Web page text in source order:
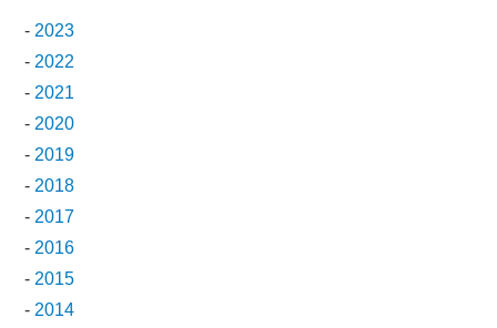
- 2023
- 2022
- 2021
- 2020
- 2019
- 2018
- 2017
- 2016
- 2015
- 2014